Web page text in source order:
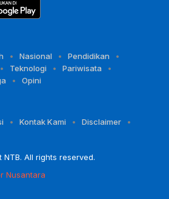
Nasional
Pendidikan
Teknologi
Pariwisata
Opini
Kontak Kami
Disclaimer
All rights reserved.
Nusantara